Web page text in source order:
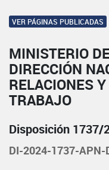
VER PÁGINAS PUBLICADAS
MINISTERIO
DIRECCIÓN
RELACIONES
TRABAJO
Disposición 1737/
DI-2024-1737-APN-